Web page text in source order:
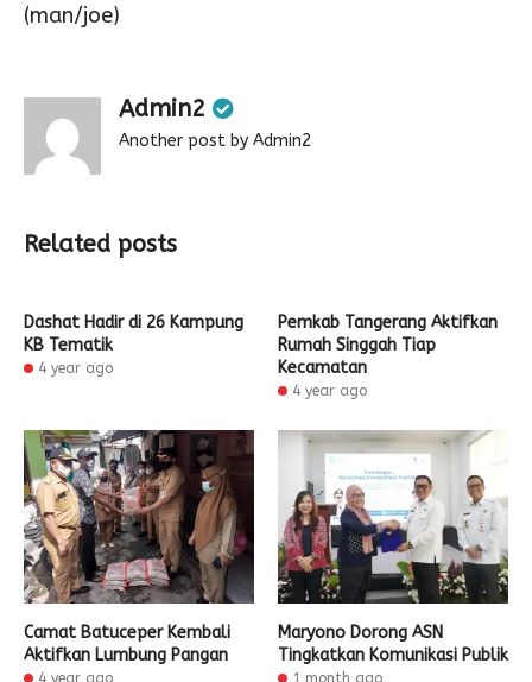
(man/joe)
Admin2
Another post by Admin2
Related posts
Dashat Hadir di 26 Kampung
KB Tematik
4 year ago
Pemkab Tangerang Aktifkan
Rumah Singgah Tiap
Kecamatan
4 year ago
Camat Batuceper Kembali
Aktifkan Lumbung Pangan
4 year ago
Maryono Dorong ASN
Tingkatkan Komunikasi Publik
1 month ago